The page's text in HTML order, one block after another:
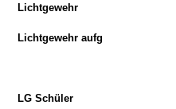
Lichtgewehr
Lichtgewehr aufg
LG Schüler